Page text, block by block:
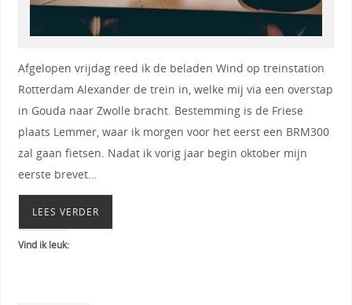
Afgelopen vrijdag reed ik de beladen Wind op treinstation
Rotterdam Alexander de trein in, welke mij via een overstap
in Gouda naar Zwolle bracht. Bestemming is de Friese
plaats Lemmer, waar ik morgen voor het eerst een BRM300
zal gaan fietsen. Nadat ik vorig jaar begin oktober mijn
eerste brevet…
LEES VERDER
Vind ik leuk: